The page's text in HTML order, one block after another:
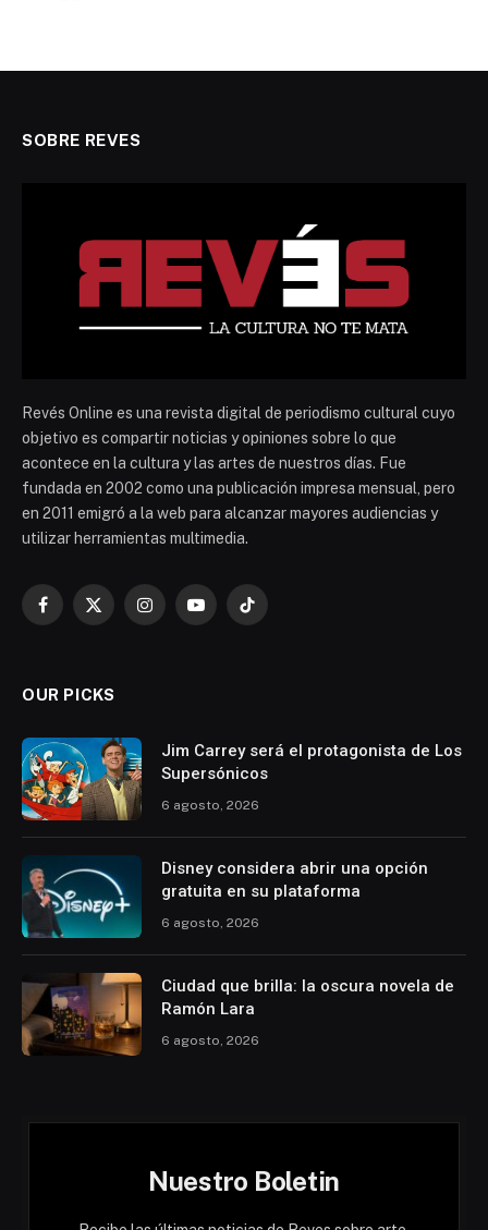
SOBRE REVES
Revés Online es una revista digital de periodismo cultural cuyo
objetivo es compartir noticias y opiniones sobre lo que
acontece en la cultura y las artes de nuestros días. Fue
fundada en 2002 como una publicación impresa mensual, pero
en 2011 emigró a la web para alcanzar mayores audiencias y
utilizar herramientas multimedia.
Facebook
X
InstagramYouTubeTikTok
OUR PICKS
Jim Carrey será el protagonista de Los
Supersónicos
6 agosto, 2026
Disney considera abrir una opción
gratuita en su plataforma
6 agosto, 2026
Ciudad que brilla: la oscura novela de
Ramón Lara
6 agosto, 2026
Nuestro Boletin